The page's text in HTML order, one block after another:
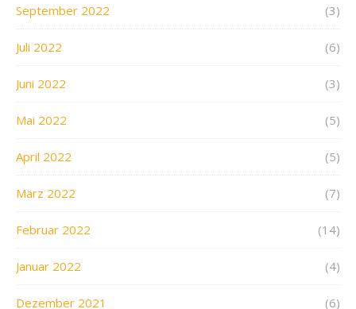
September 2022 (3)
Juli 2022 (6)
Juni 2022 (3)
Mai 2022 (5)
April 2022 (5)
März 2022 (7)
Februar 2022 (14)
Januar 2022 (4)
Dezember 2021 (6)